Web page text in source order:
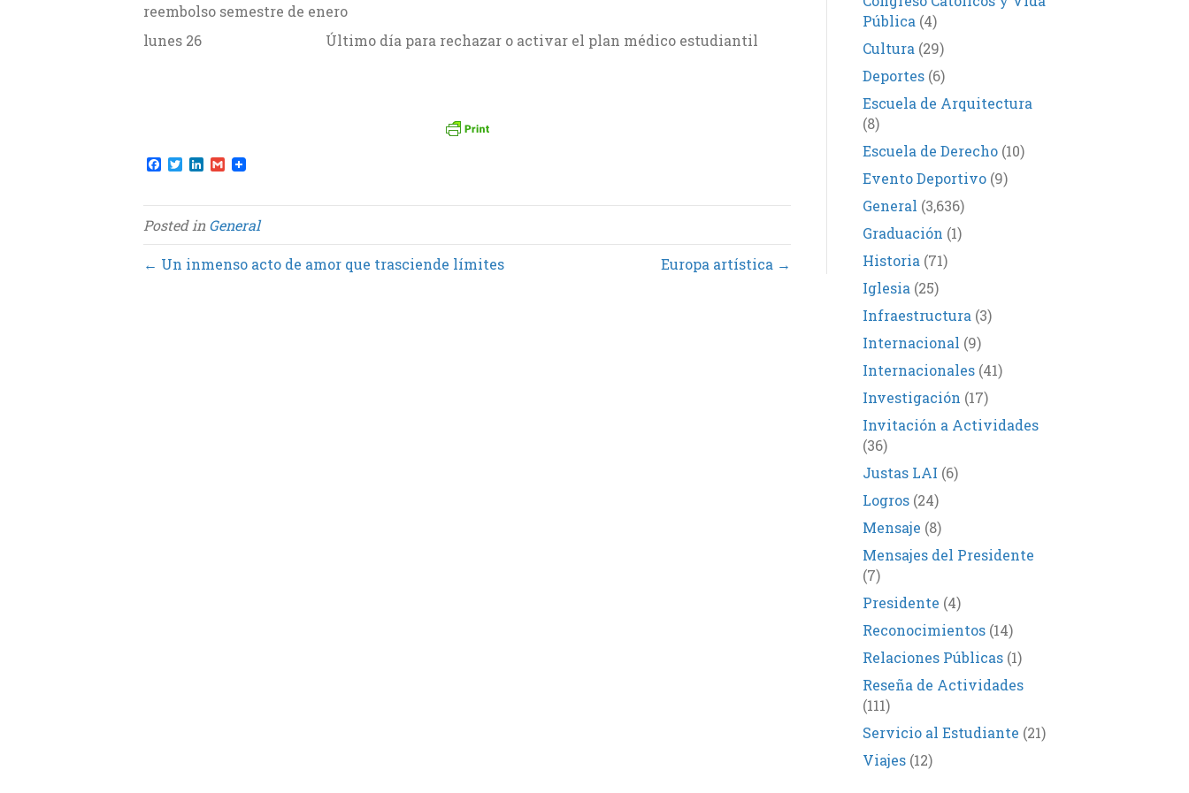
reembolso semestre de enero
lunes 26 Último día para rechazar o activar el plan médico estudiantil
F
a
e
b
o
o
k
T
w
t
t
e
r
L
k
e
d
I
n
G
m
i
l
Posted inGeneral
← Un inmenso acto de amor que trasciende límites Europa artística →
Pública (4)
Cultura (29)
Deportes(6)
Escuela de Arquitectura
(8)
Escuela de Derecho(10)
Evento Deportivo(9)
General (3,636)
Graduación (1)
Historia (71)
Iglesia (25)
Infraestructura (3)
Internacional (9)
Internacionales(41)
Investigación (17)
Invitación a Actividades
(36)
Justas LAI (6)
Logros(24)
Mensaje (8)
Mensajes del Presidente
(7)
Presidente (4)
Reconocimientos(14)
Relaciones Públicas(1)
Reseña de Actividades
(111)
Servicio al Estudiante (21)
Viajes(12)